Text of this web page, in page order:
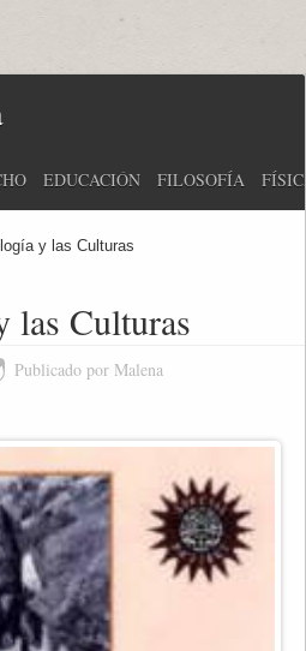
EDUCACIÓN FILOSOFÍA
y las Culturas
las Culturas
Publicado por Malena